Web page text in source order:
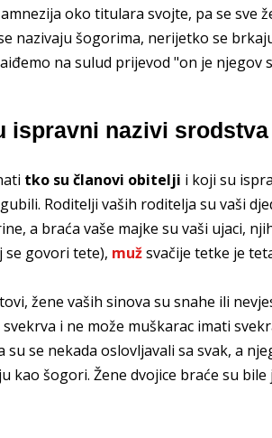
oko titulara svojte, pa se sve
nazivaju šogorima, nerijetko se
na sulud prijevod "on je njegov
ispravni nazivi srodstva
tko su članovi obitelji i koji su
Roditelji vaših roditelja su vaši
a braća vaše majke su vaši ujaci,
se govori tete), mužsvačije tetke je
žene vaših sinova su snahe ili
i ne može muškarac imati
se nekada oslovljavali sa svak, a
kao šogori. Žene dvojice braće su